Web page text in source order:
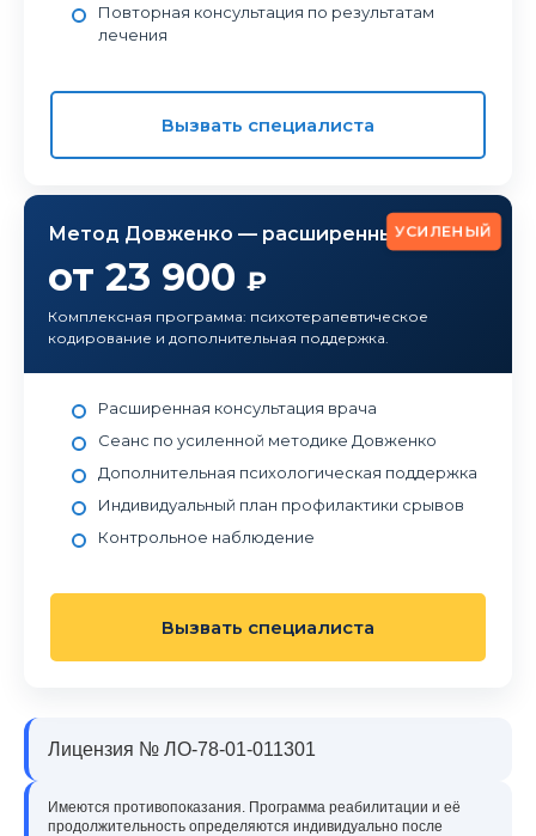
Повторная консультация по результатам
лечения
Вызвать специалиста
УСИЛЕНЫЙ
Метод Довженко — расширенный
от 23 900 ₽
Комплексная программа: психотерапевтическое
кодирование и дополнительная поддержка.
Расширенная консультация врача
Сеанс по усиленной методике Довженко
Дополнительная психологическая поддержка
Индивидуальный план профилактики срывов
Контрольное наблюдение
Вызвать специалиста
Лицензия № ЛО-78-01-011301
Имеются противопоказания. Программа реабилитации и её
продолжительность определяются индивидуально после